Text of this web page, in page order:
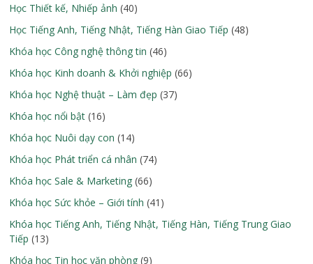
Học Thiết kế, Nhiếp ảnh (40)
Học Tiếng Anh, Tiếng Nhật, Tiếng Hàn Giao Tiếp (48)
Khóa học Công nghệ thông tin (46)
Khóa học Kinh doanh & Khởi nghiệp (66)
Khóa học Nghệ thuật – Làm đẹp (37)
Khóa học nổi bật (16)
Khóa học Nuôi dạy con (14)
Khóa học Phát triển cá nhân (74)
Khóa học Sale & Marketing (66)
Khóa học Sức khỏe – Giới tính (41)
Khóa học Tiếng Anh, Tiếng Nhật, Tiếng Hàn, Tiếng Trung Giao
Tiếp (13)
Khóa học Tin học văn phòng (9)